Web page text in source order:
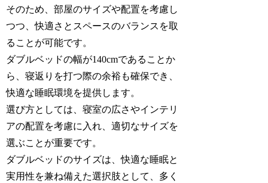
そのため、部屋のサイズや配置を考慮し
つつ、快適さとスペースのバランスを取
ることが可能です。
ダブルベッドの幅が140cmであることか
ら、寝返りを打つ際の余裕も確保でき、
快適な睡眠環境を提供します。
選び方としては、寝室の広さやインテリ
アの配置を考慮に入れ、適切なサイズを
選ぶことが重要です。
ダブルベッドのサイズは、快適な睡眠と
実用性を兼ね備えた選択肢として、多く